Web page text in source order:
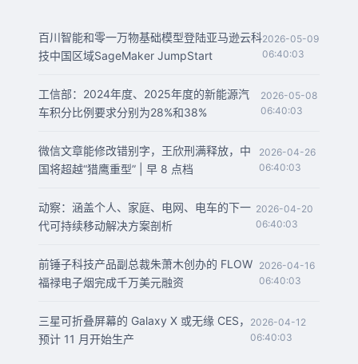
百川智能和零一万物基础模型登陆亚马逊云科
技中国区域SageMaker JumpStart
2026-05-09
06:40:03
工信部：2024年度、2025年度的新能源汽
车积分比例要求分别为28%和38%
2026-05-08
06:40:03
微信文章能修改错别字，王欣刑满释放，中
国将超越“猎鹰重型” | 早 8 点档
2026-04-26
06:40:03
动察：涵盖个人、家庭、电网、电车的下一
代可持续移动解决方案剖析
2026-04-20
06:40:03
前锤子科技产品副总裁朱萧木创办的 FLOW
福禄电子烟完成千万美元融资
2026-04-16
06:40:03
三星可折叠屏幕的 Galaxy X 或无缘 CES，
预计 11 月开始生产
2026-04-12
06:40:03